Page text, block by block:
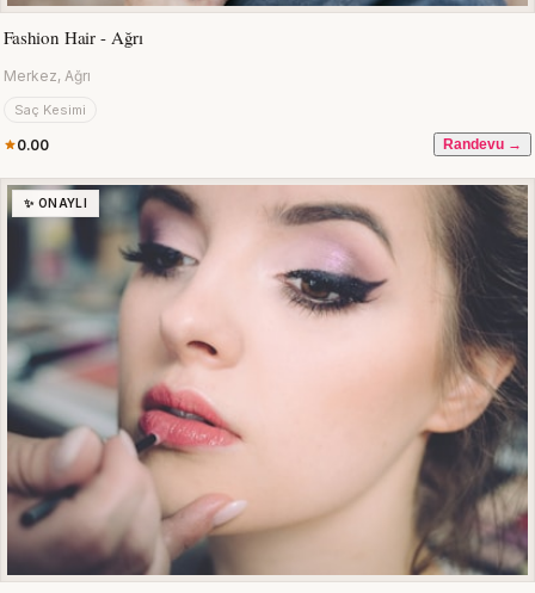
Fashion Hair - Ağrı
Merkez, Ağrı
Saç Kesimi
0.00 Randevu →
✨ ONAYLI